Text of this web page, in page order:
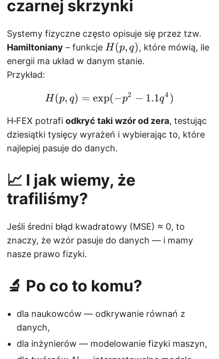
czarnej skrzynki
Systemy fizyczne często opisuje się przez tzw.
Hamiltoniany – funkcje H
(
q
H(p, q), które mówią, ile
energii ma układ w danym stanie.
Przykład:
H(p, q) = \exp(-p^2 -
H(p, q) = exp(−p2 − 1.1q4 )
H‑FEX potrafi odkryć taki wzór od zera, testując
dziesiątki tysięcy wyrażeń i wybierając to, które
najlepiej pasuje do danych.
📈 I jak wiemy, że
trafiliśmy?
Jeśli średni błąd kwadratowy (MSE) ≈ 0, to
znaczy, że wzór pasuje do danych — i mamy
nasze prawo fizyki.
🔬 Po co to komu?
dla naukowców — odkrywanie równań z
danych,
dla inżynierów — modelowanie fizyki maszyn,